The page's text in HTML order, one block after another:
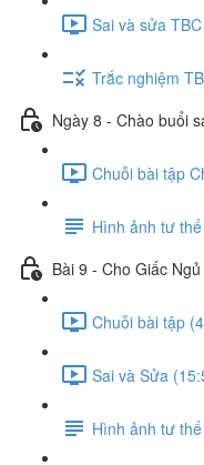
Sai và sửa
Trắc nghiệm
Ngày 8 - Chào buổi
Chuỗi bài tập
Hình ảnh tư thế
Bài 9 - Cho Giấc Ngủ
Chuỗi bài tập
Sai và Sửa
Hình ảnh tư thế